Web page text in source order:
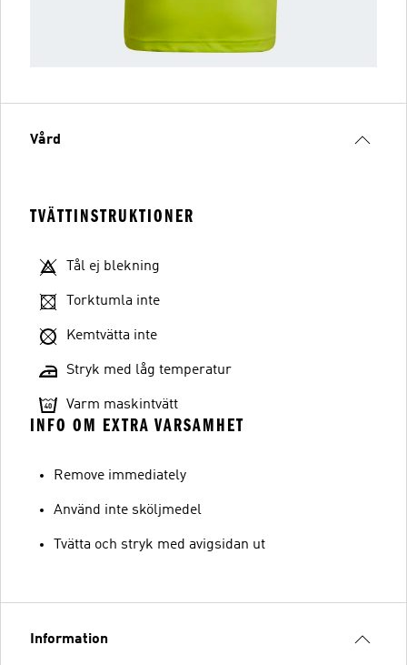
Vård
TVÄTTINSTRUKTIONER
Tål ej blekning
Torktumla inte
Kemtvätta inte
Stryk med låg temperatur
Varm maskintvätt
INFO OM EXTRA VARSAMHET
Remove immediately
Använd inte sköljmedel
Tvätta och stryk med avigsidan ut
Information